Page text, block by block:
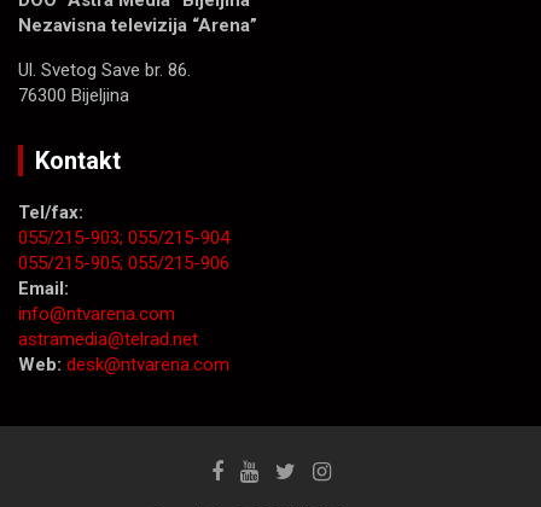
Nezavisna televizija “Arena”
Ul. Svetog Save br. 86.
76300 Bijeljina
Kontakt
Tel/fax:
055/215-903; 055/215-904
055/215-905; 055/215-906
Email:
info@ntvarena.com
astramedia@telrad.net
Web: desk@ntvarena.com